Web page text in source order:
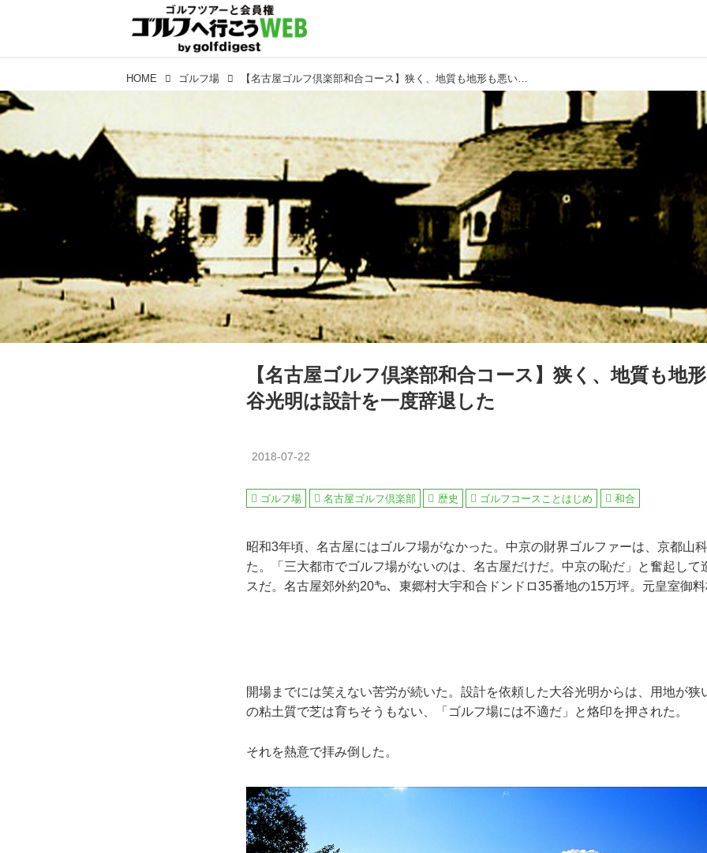
HOME ゴルフ場 【名古屋ゴルフ倶楽部和合コース】狭く、地質も地形も悪い。大谷光明は設計を一度辞退した
【名古屋ゴルフ倶楽部和合コース】狭く、地質も地
谷光明は設計を一度辞退した
2018-07-22
ゴルフ場 名古屋ゴルフ倶楽部 歴史 ゴルフコースことはじめ 和合
昭和3年頃、名古屋にはゴルフ場がなかった。中京の財界ゴルファーは、京都山
た。「三大都市でゴルフ場がないのは、名古屋だけだ。中京の恥だ」と奮起して
スだ。名古屋郊外約20㌔、東郷村大宇和合ドンドロ35番地の15万坪。元皇室御
開場までには笑えない苦労が続いた。設計を依頼した大谷光明からは、用地が狭
の粘土質で芝は育ちそうもない、「ゴルフ場には不適だ」と烙印を押された。
それを熱意で拝み倒した。